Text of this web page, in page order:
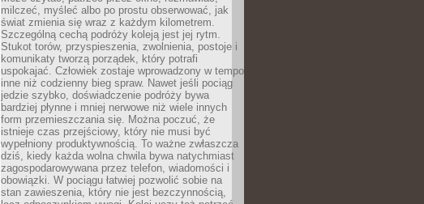
milczeć, myśleć albo po prostu obserwować, jak
świat zmienia się wraz z każdym kilometrem.
Szczególną cechą podróży koleją jest jej rytm.
Stukot torów, przyspieszenia, zwolnienia, postoje i
komunikaty tworzą porządek, który potrafi
uspokajać. Człowiek zostaje wprowadzony w tempo
inne niż codzienny bieg spraw. Nawet jeśli pociąg
jedzie szybko, doświadczenie podróży bywa
bardziej płynne i mniej nerwowe niż wiele innych
form przemieszczania się. Można poczuć, że
istnieje czas przejściowy, który nie musi być
wypełniony produktywnością. To ważne zwłaszcza
dziś, kiedy każda wolna chwila bywa natychmiast
zagospodarowywana przez telefon, wiadomości i
obowiązki. W pociągu łatwiej pozwolić sobie na
stan zawieszenia, który nie jest bezczynnością,